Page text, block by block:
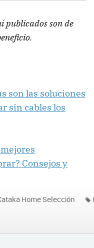
publicados son de
son las soluciones
sin cables los
Consejos y
Home Selección